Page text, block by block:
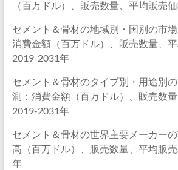
（百万ドル）、販売数量、平均販売
セメント＆骨材の地域別・国別の市
消費金額（百万ドル）、販売数量、平
2019-2031年
セメント＆骨材のタイプ別・用途別
測：消費金額（百万ドル）、販売数量
2019-2031年
セメント＆骨材の世界主要メーカー
高（百万ドル）、販売数量、平均販
年